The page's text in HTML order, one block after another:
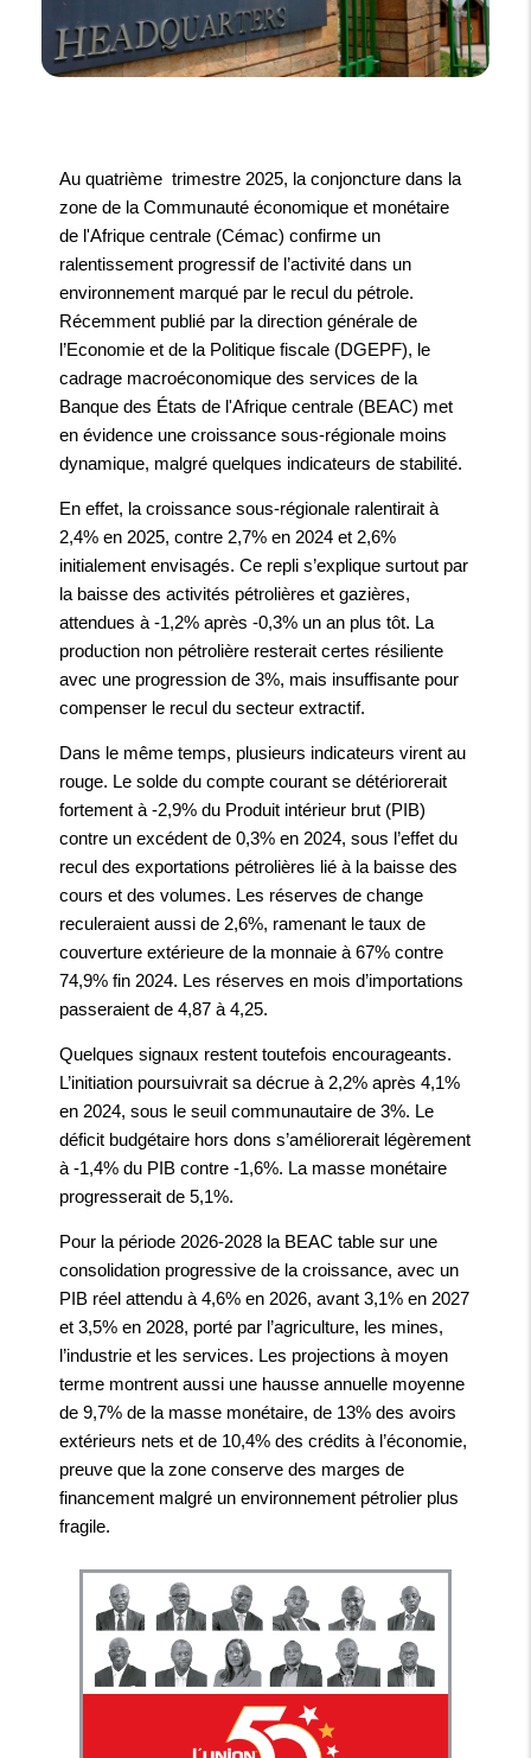
Au quatrième trimestre 2025, la conjoncture dans la
zone de la Communauté économique et monétaire
de l'Afrique centrale (Cémac) confirme un
ralentissement progressif de l’activité dans un
environnement marqué par le recul du pétrole.
Récemment publié par la direction générale de
l’Economie et de la Politique fiscale (DGEPF), le
cadrage macroéconomique des services de la
Banque des États de l'Afrique centrale (BEAC) met
en évidence une croissance sous-régionale moins
dynamique, malgré quelques indicateurs de stabilité.
En effet, la croissance sous-régionale ralentirait à
2,4% en 2025, contre 2,7% en 2024 et 2,6%
initialement envisagés. Ce repli s’explique surtout par
la baisse des activités pétrolières et gazières,
attendues à -1,2% après -0,3% un an plus tôt. La
production non pétrolière resterait certes résiliente
avec une progression de 3%, mais insuffisante pour
compenser le recul du secteur extractif.
Dans le même temps, plusieurs indicateurs virent au
rouge. Le solde du compte courant se détériorerait
fortement à -2,9% du Produit intérieur brut (PIB)
contre un excédent de 0,3% en 2024, sous l’effet du
recul des exportations pétrolières lié à la baisse des
cours et des volumes. Les réserves de change
reculeraient aussi de 2,6%, ramenant le taux de
couverture extérieure de la monnaie à 67% contre
74,9% fin 2024. Les réserves en mois d’importations
passeraient de 4,87 à 4,25.
Quelques signaux restent toutefois encourageants.
L’initiation poursuivrait sa décrue à 2,2% après 4,1%
en 2024, sous le seuil communautaire de 3%. Le
déficit budgétaire hors dons s’améliorerait légèrement
à -1,4% du PIB contre -1,6%. La masse monétaire
progresserait de 5,1%.
Pour la période 2026-2028 la BEAC table sur une
consolidation progressive de la croissance, avec un
PIB réel attendu à 4,6% en 2026, avant 3,1% en 2027
et 3,5% en 2028, porté par l’agriculture, les mines,
l’industrie et les services. Les projections à moyen
terme montrent aussi une hausse annuelle moyenne
de 9,7% de la masse monétaire, de 13% des avoirs
extérieurs nets et de 10,4% des crédits à l’économie,
preuve que la zone conserve des marges de
financement malgré un environnement pétrolier plus
fragile.